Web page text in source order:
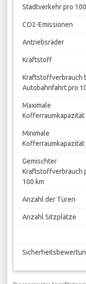
Stadtverkehr pro
CO2-Emissionen
Antriebsräder
Kraftstoff
Kraftstoffverbrauch
Autobahnfahrt pro
Maximale
Kofferraumkapazität
Minimale
Kofferraumkapazität
Gemischter
Kraftstoffverbrauch
100 km
Anzahl der Türen
Anzahl Sitzplätze